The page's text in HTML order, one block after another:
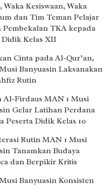
Waka Kesiswaan, Waka
dan Tim Teman Pelajar
Pembekalan TKA kepada
Didik Kelas XII
Cinta pada Al-Qur’an,
Banyuasin Laksanakan
Rutin
Al-Firdaus MAN 1 Musi
Gelar Latihan Perdana
Peserta Didik Kelas 10
Rutin MAN 1 Musi
Tanamkan Budaya
dan Berpikir Kritis
Banyuasin Konsisten